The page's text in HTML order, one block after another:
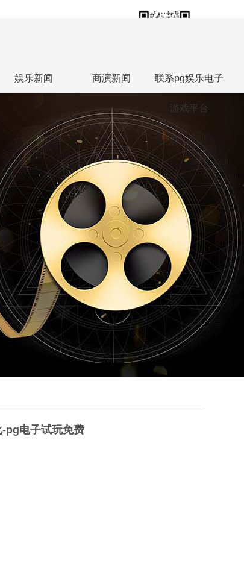
娱乐新闻 商演新闻 联系pg娱乐电子
游戏平台
pg电子试玩免费